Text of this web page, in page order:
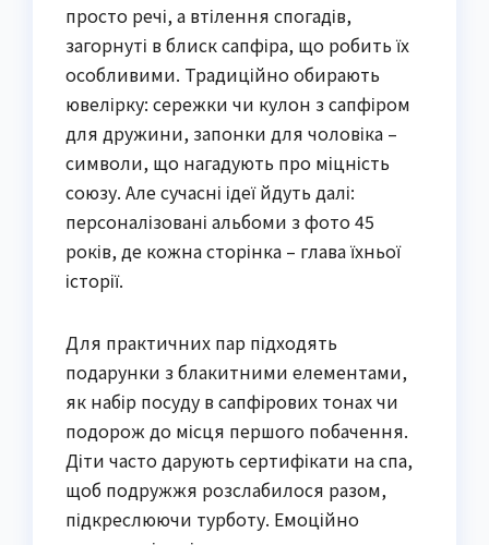
просто речі, а втілення спогадів,
загорнуті в блиск сапфіра, що робить їх
особливими. Традиційно обирають
ювелірку: сережки чи кулон з сапфіром
для дружини, запонки для чоловіка –
символи, що нагадують про міцність
союзу. Але сучасні ідеї йдуть далі:
персоналізовані альбоми з фото 45
років, де кожна сторінка – глава їхньої
історії.
Для практичних пар підходять
подарунки з блакитними елементами,
як набір посуду в сапфірових тонах чи
подорож до місця першого побачення.
Діти часто дарують сертифікати на спа,
щоб подружжя розслабилося разом,
підкреслюючи турботу. Емоційно